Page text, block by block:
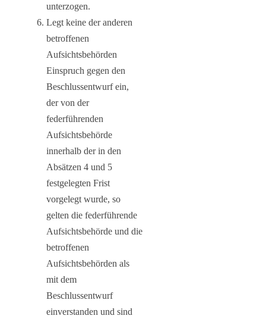
unterzogen.
Legt keine der anderen
betroffenen
Aufsichtsbehörden
Einspruch gegen den
Beschlussentwurf ein,
der von der
federführenden
Aufsichtsbehörde
innerhalb der in den
Absätzen 4 und 5
festgelegten Frist
vorgelegt wurde, so
gelten die federführende
Aufsichtsbehörde und die
betroffenen
Aufsichtsbehörden als
mit dem
Beschlussentwurf
einverstanden und sind